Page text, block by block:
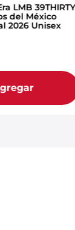
LMB 39THIRTY
del México
2026 Unisex